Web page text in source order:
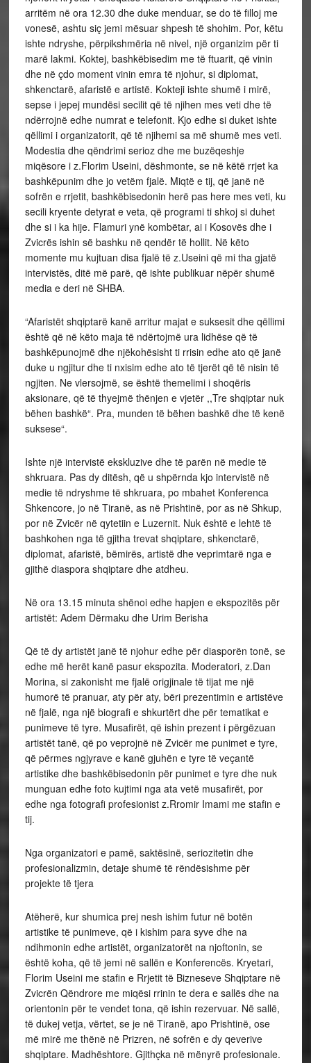
arritëm në ora 12.30 dhe duke menduar, se do të filloj me
vonesë, ashtu siç jemi mësuar shpesh të shohim. Por, këtu
ishte ndryshe, përpikshmëria në nivel, një organizim për ti
marë lakmi. Koktej, bashkëbisedim me të ftuarit, që vinin
dhe në çdo moment vinin emra të njohur, si diplomat,
shkenctarë, afaristë e artistë. Kokteji ishte shumë i mirë,
sepse i jepej mundësi secilit që të njihen mes veti dhe të
ndërrojnë edhe numrat e telefonit. Kjo edhe si duket ishte
qëllimi i organizatorit, që të njihemi sa më shumë mes veti.
Modestia dhe qëndrimi serioz dhe me buzëqeshje
miqësore i z.Florim Useini, dëshmonte, se në këtë rrjet ka
bashkëpunim dhe jo vetëm fjalë. Miqtë e tij, që janë në
sofrën e rrjetit, bashkëbisedonin herë pas here mes veti, ku
secili kryente detyrat e veta, që programi ti shkoj si duhet
dhe si i ka hije. Flamuri ynë kombëtar, ai i Kosovës dhe i
Zvicrës ishin së bashku në qendër të hollit. Në këto
momente mu kujtuan disa fjalë të z.Useini që mi tha gjatë
intervistës, ditë më parë, që ishte publikuar nëpër shumë
media e deri në SHBA.
“Afaristët shqiptarë kanë arritur majat e suksesit dhe qëllimi
është që në këto maja të ndërtojmë ura lidhëse që të
bashkëpunojmë dhe njëkohësisht ti rrisin edhe ato që janë
duke u ngjitur dhe ti nxisim edhe ato të tjerët që të nisin të
ngjiten. Ne vlersojmë, se është themelimi i shoqëris
aksionare, që të thyejmë thënjen e vjetër ,,Tre shqiptar nuk
bëhen bashkë“. Pra, munden të bëhen bashkë dhe të kenë
suksese“.
Ishte një intervistë ekskluzive dhe të parën në medie të
shkruara. Pas dy ditësh, që u shpërnda kjo intervistë në
medie të ndryshme të shkruara, po mbahet Konferenca
Shkencore, jo në Tiranë, as në Prishtinë, por as në Shkup,
por në Zvicër në qytetiin e Luzernit. Nuk është e lehtë të
bashkohen nga të gjitha trevat shqiptare, shkenctarë,
diplomat, afaristë, bëmirës, artistë dhe veprimtarë nga e
gjithë diaspora shqiptare dhe atdheu.
Në ora 13.15 minuta shënoi edhe hapjen e ekspozitës për
artistët: Adem Dërmaku dhe Urim Berisha
Që të dy artistët janë të njohur edhe për diasporën tonë, se
edhe më herët kanë pasur ekspozita. Moderatori, z.Dan
Morina, si zakonisht me fjalë origjinale të tijat me një
humorë të pranuar, aty për aty, bëri prezentimin e artistëve
në fjalë, nga një biografi e shkurtërt dhe për tematikat e
punimeve të tyre. Musafirët, që ishin prezent i përgëzuan
artistët tanë, që po veprojnë në Zvicër me punimet e tyre,
që përmes ngjyrave e kanë gjuhën e tyre të veçantë
artistike dhe bashkëbisedonin për punimet e tyre dhe nuk
munguan edhe foto kujtimi nga ata vetë musafirët, por
edhe nga fotografi profesionist z.Rromir Imami me stafin e
tij.
Nga organizatori e pamë, saktësinë, seriozitetin dhe
profesionalizmin, detaje shumë të rëndësishme për
projekte të tjera
Atëherë, kur shumica prej nesh ishim futur në botën
artistike të punimeve, që i kishim para syve dhe na
ndihmonin edhe artistët, organizatorët na njoftonin, se
është koha, që të jemi në sallën e Konferencës. Kryetari,
Florim Useini me stafin e Rrjetit të Bizneseve Shqiptare në
Zvicrën Qëndrore me miqësi rrinin te dera e sallës dhe na
orientonin për te vendet tona, që ishin rezervuar. Në sallë,
të dukej vetja, vërtet, se je në Tiranë, apo Prishtinë, ose
më mirë me thënë në Prizren, në sofrën e dy qeverive
shqiptare. Madhështore. Gjithçka në mënyrë profesionale.